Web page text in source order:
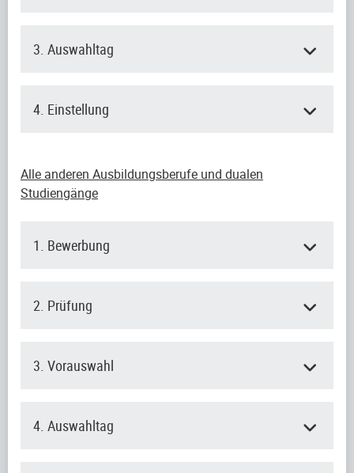
3. Auswahltag
4. Einstellung
Alle anderen Ausbildungsberufe und dualen
Studiengänge
1. Bewerbung
2. Prüfung
3. Vorauswahl
4. Auswahltag